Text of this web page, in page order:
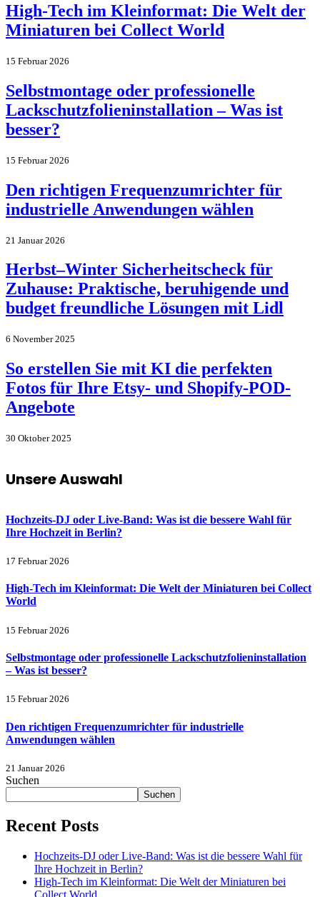
High-Tech im Kleinformat: Die Welt der
Miniaturen bei Collect World
15 Februar 2026
Selbstmontage oder professionelle
Lackschutzfolieninstallation – Was ist
besser?
15 Februar 2026
Den richtigen Frequenzumrichter für
industrielle Anwendungen wählen
21 Januar 2026
Herbst–Winter Sicherheitscheck für
Zuhause: Praktische, beruhigende und
budget freundliche Lösungen mit Lidl
6 November 2025
So erstellen Sie mit KI die perfekten
Fotos für Ihre Etsy- und Shopify-POD-
Angebote
30 Oktober 2025
Unsere Auswahl
Hochzeits-DJ oder Live-Band: Was ist die bessere Wahl für
Ihre Hochzeit in Berlin?
17 Februar 2026
High-Tech im Kleinformat: Die Welt der Miniaturen bei Collect
World
15 Februar 2026
Selbstmontage oder professionelle Lackschutzfolieninstallation
– Was ist besser?
15 Februar 2026
Den richtigen Frequenzumrichter für industrielle
Anwendungen wählen
21 Januar 2026
Suchen
Suchen
Recent Posts
Hochzeits-DJ oder Live-Band: Was ist die bessere Wahl für
Ihre Hochzeit in Berlin?
High-Tech im Kleinformat: Die Welt der Miniaturen bei
Collect World